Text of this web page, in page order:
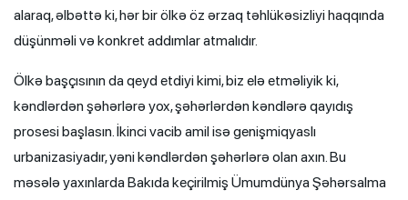
alaraq, əlbəttə ki, hər bir ölkə öz ərzaq təhlükəsizliyi haqqında
düşünməli və konkret addımlar atmalıdır.
Ölkə başçısının da qeyd etdiyi kimi, biz elə etməliyik ki,
kəndlərdən şəhərlərə yox, şəhərlərdən kəndlərə qayıdış
prosesi başlasın. İkinci vacib amil isə genişmiqyaslı
urbanizasiyadır, yəni kəndlərdən şəhərlərə olan axın. Bu
məsələ yaxınlarda Bakıda keçirilmiş Ümumdünya Şəhərsalma